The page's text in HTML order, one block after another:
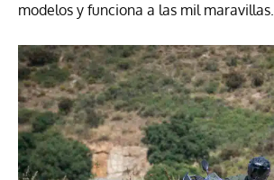
modelos y funciona a las mil maravillas.